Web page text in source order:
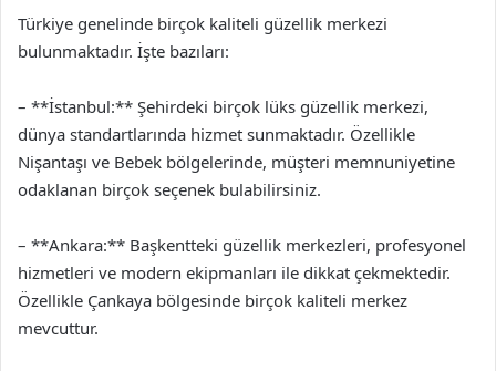
Türkiye genelinde birçok kaliteli güzellik merkezi
bulunmaktadır. İşte bazıları:
– **İstanbul:** Şehirdeki birçok lüks güzellik merkezi,
dünya standartlarında hizmet sunmaktadır. Özellikle
Nişantaşı ve Bebek bölgelerinde, müşteri memnuniyetine
odaklanan birçok seçenek bulabilirsiniz.
– **Ankara:** Başkentteki güzellik merkezleri, profesyonel
hizmetleri ve modern ekipmanları ile dikkat çekmektedir.
Özellikle Çankaya bölgesinde birçok kaliteli merkez
mevcuttur.